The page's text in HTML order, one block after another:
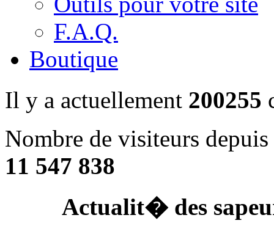
F.A.Q.
Boutique
Il y a actuellement 200255
Nombre de visiteurs
11 547 838
Actualit� des